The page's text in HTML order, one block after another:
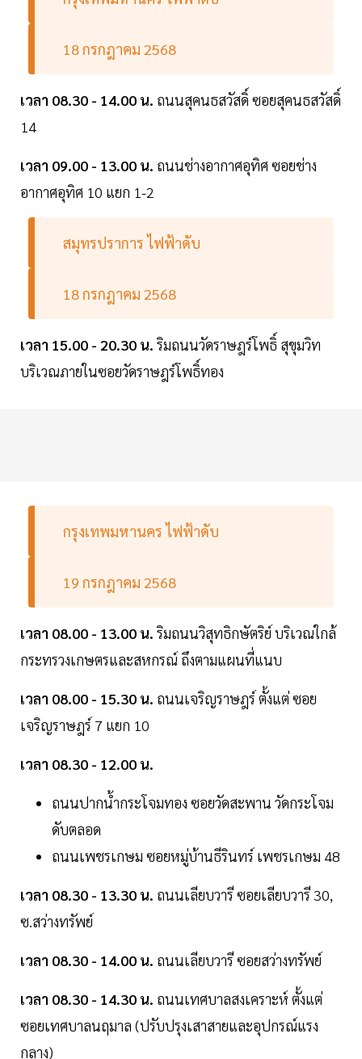
18 กรกฎาคม 2568
เวลา 08.30 - 14.00 น. ถนนสุคนธสวัสดิ์ ซอยสุคนธสวัสดิ์
14
เวลา 09.00 - 13.00 น. ถนนช่างอากาศอุทิศ ซอยช่าง
อากาศอุทิศ 10 แยก 1-2
สมุทรปราการ ไฟฟ้าดับ
18 กรกฎาคม 2568
เวลา 15.00 - 20.30 น. ริมถนนวัดราษฎร์โพธิ์ สุขุมวิท
บริเวณภายในซอยวัดราษฎร์โพธิ์ทอง
กรุงเทพมหานคร ไฟฟ้าดับ
19 กรกฎาคม 2568
เวลา 08.00 - 13.00 น. ริมถนนวิสุทธิกษัตริย์ บริเวณใกล้
กระทรวงเกษตรและสหกรณ์ ถึงตามแผนที่แนบ
เวลา 08.00 - 15.30 น. ถนนเจริญราษฎร์ ตั้งแต่ ซอย
เจริญราษฎร์ 7 แยก 10
เวลา 08.30 - 12.00 น.
ถนนปากน้ำกระโจมทอง ซอยวัดสะพาน วัดกระโจม
ดับตลอด
ถนนเพชรเกษม ซอยหมู่บ้านธีรินทร์ เพชรเกษม 48
เวลา 08.30 - 13.30 น. ถนนเลียบวารี ซอยเลียบวารี 30,
ซ.สว่างทรัพย์
เวลา 08.30 - 14.00 น. ถนนเลียบวารี ซอยสว่างทรัพย์
เวลา 08.30 - 14.30 น. ถนนเทศบาลสงเคราะห์ ตั้งแต่
ซอยเทศบาลนฤมาล (ปรับปรุงเสาสายและอุปกรณ์แรง
กลาง)